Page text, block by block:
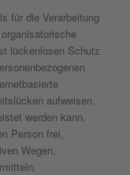
für die Verarbeitung
lückenlosen Schutz
aufweisen,
werden kann.
Person frei,
Wegen,